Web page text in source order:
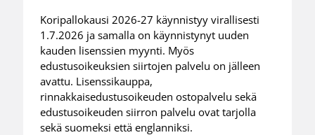
Koripallokausi 2026-27 käynnistyy virallisesti
1.7.2026 ja samalla on käynnistynyt uuden
kauden lisenssien myynti. Myös
edustusoikeuksien siirtojen palvelu on jälleen
avattu. Lisenssikauppa,
rinnakkaisedustusoikeuden ostopalvelu sekä
edustusoikeuden siirron palvelu ovat tarjolla
sekä suomeksi että englanniksi.